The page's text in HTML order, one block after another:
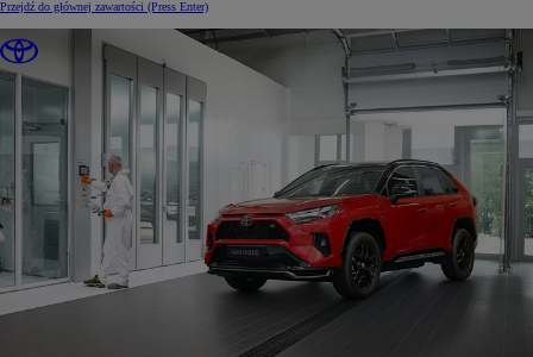
Przejdź do głównej zawartości (Press Enter)